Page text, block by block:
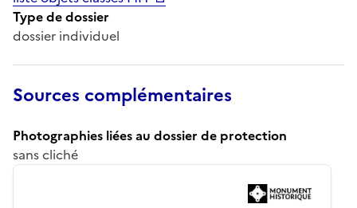
Type de dossier
dossier individuel
Sources complémentaires
Photographies liées au dossier de protection
sans cliché